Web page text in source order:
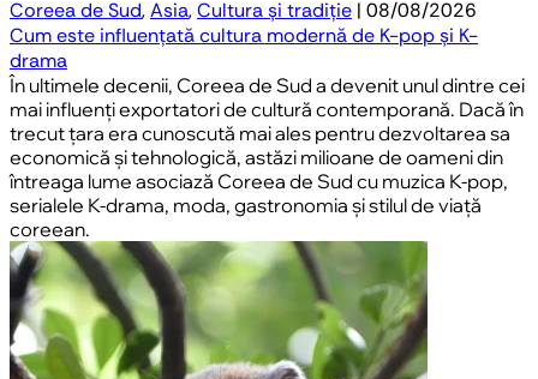
Coreea de Sud,Asia,Cultura și tradiție | 08/08/2026
Cum este influențată cultura modernă de K-pop și K-
drama
În ultimele decenii, Coreea de Sud a devenit unul dintre cei
mai influenți exportatori de cultură contemporană. Dacă în
trecut țara era cunoscută mai ales pentru dezvoltarea sa
economică și tehnologică, astăzi milioane de oameni din
întreaga lume asociază Coreea de Sud cu muzica K-pop,
serialele K-drama, moda, gastronomia și stilul de viață
coreean.